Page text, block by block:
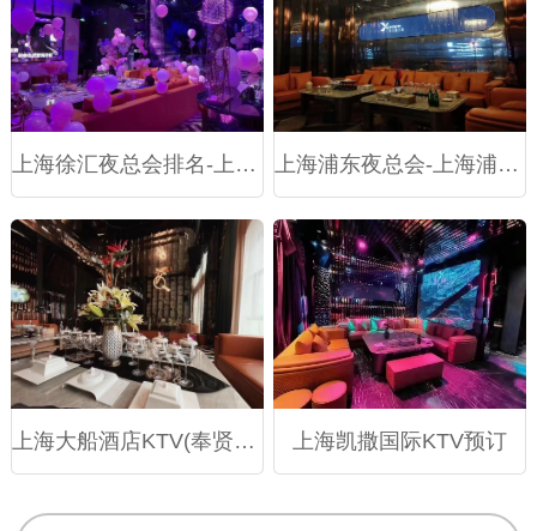
上海徐汇夜总会排名-上海徐汇十大夜总会排行榜 上海浦东夜总会-上海浦东夜总会预订-上海浦东夜场预定
上海大船酒店KTV(奉贤店)包厢价格-订房电话-环境档次怎么样 上海凯撒国际KTV预订